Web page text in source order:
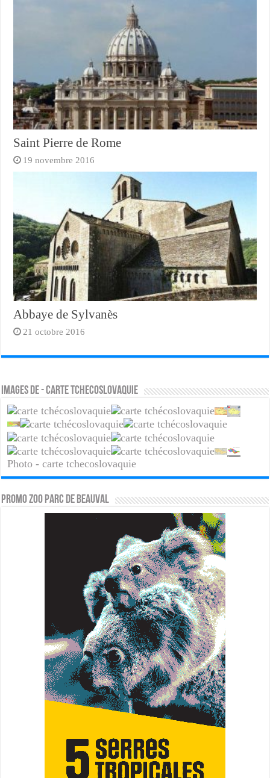
Saint Pierre de Rome
19 novembre 2016
Abbaye de Sylvanès
21 octobre 2016
Images de - carte tchecoslovaquie
Photo - carte tchecoslovaquie
PROMO ZOO PARC DE BEAUVAL